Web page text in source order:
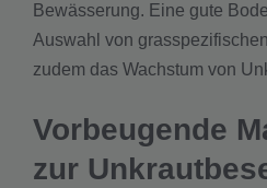
Bewässerung. Eine gute
Auswahl von
zudem das Wachstum von
Vorbeugende
zur